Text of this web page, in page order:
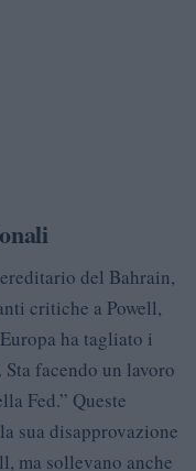
del Bahrain,
critiche a Powell,
ha tagliato i
facendo un lavoro
Fed.” Queste
sua disapprovazione
ma sollevano anche